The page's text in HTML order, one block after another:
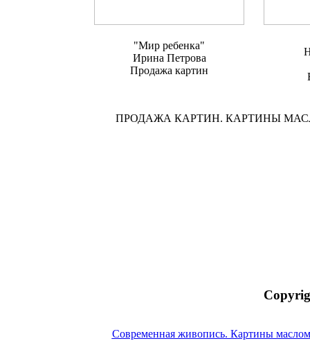
"Мир ребенка"
Ирина Петрова
Продажа картин
ПРОДАЖА КАРТИН. КАРТИНЫ
Современная живопись. Картины